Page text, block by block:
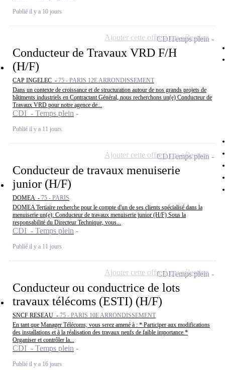
Publié il y a 10 jours
Conducteur de Travaux VRD F/H
(H/F)
CAP INGELEC - 75 - PARIS 12E ARRONDISSEMENT
Dans un contexte de croissance et de structuration autour de nos grands projets de
bâtiments industriels en Contractant Général, nous recherchons un(e) Conducteur de
Travaux VRD pour notre agence de...
CDI - Temps plein
Publié il y a 11 jours
CDITemps plein
Ajouter cette offre à ma sélection
Conducteur de travaux menuiserie
junior (H/F)
DOMEA - 75 - PARIS
DOMEA Tertiaire recherche pour le compte d'un de ses clients spécialisé dans la
menuiserie un(e): Conducteur de travaux menuiserie junior (H/F) Sous la
responsabilité du Directeur Technique, vous...
CDI - Temps plein
Publié il y a 11 jours
CDITemps plein
Ajouter cette offre à ma sélection
Conducteur ou conductrice de lots
travaux télécoms (ESTI) (H/F)
SNCF RESEAU - 75 - PARIS 10E ARRONDISSEMENT
En tant que Manager Télécoms, vous serez amené à : * Participer aux modifications
des installations et à la réalisation des travaux neufs de faible importance *
Organiser et contrôler la...
CDI - Temps plein
Publié il y a 16 jours
CDITemps plein
Ajouter cette offre à ma sélection